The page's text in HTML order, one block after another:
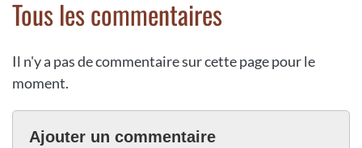
Tous les commentaires
Il n'y a pas de commentaire sur cette page pour le
moment.
Ajouter un commentaire